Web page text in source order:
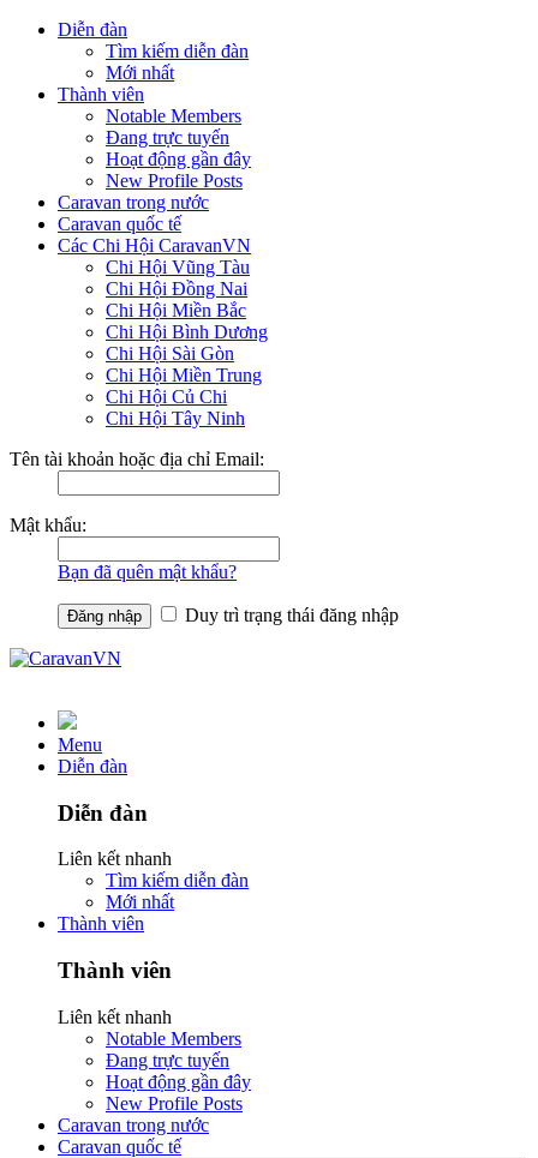
Diễn đàn
Tìm kiếm diễn đàn
Mới nhất
Thành viên
Notable Members
Đang trực tuyến
Hoạt động gần đây
New Profile Posts
Caravan trong nước
Caravan quốc tế
Các Chi Hội CaravanVN
Chi Hội Vũng Tàu
Chi Hội Đồng Nai
Chi Hội Miền Bắc
Chi Hội Bình Dương
Chi Hội Sài Gòn
Chi Hội Miền Trung
Chi Hội Củ Chi
Chi Hội Tây Ninh
Tên tài khoản hoặc địa chỉ Email:
Mật khẩu:
Bạn đã quên mật khẩu?
Duy trì trạng thái đăng nhập
Menu
Diễn đàn
Diễn đàn
Liên kết nhanh
Tìm kiếm diễn đàn
Mới nhất
Thành viên
Thành viên
Liên kết nhanh
Notable Members
Đang trực tuyến
Hoạt động gần đây
New Profile Posts
Caravan trong nước
Caravan quốc tế